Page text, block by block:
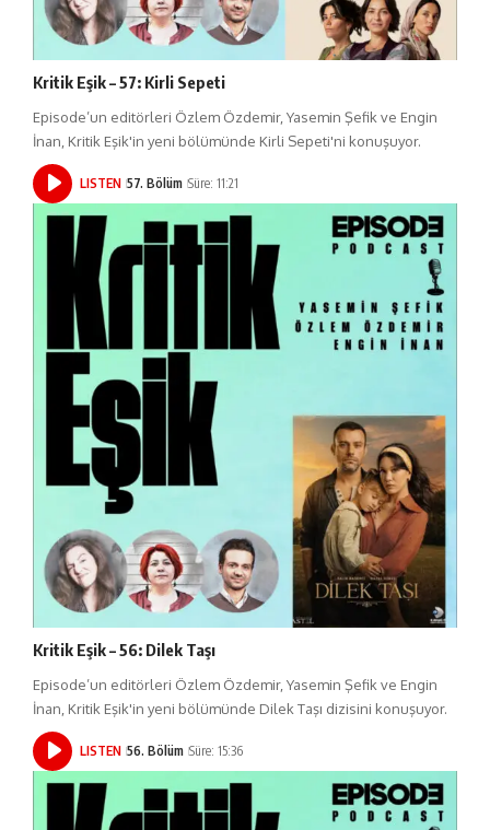
Kritik Eşik – 57: Kirli Sepeti
Episode’un editörleri Özlem Özdemir, Yasemin Şefik ve Engin
İnan, Kritik Eşik'in yeni bölümünde Kirli Sepeti'ni konuşuyor.
LISTEN 57. Bölüm Süre: 11:21
Kritik Eşik – 56: Dilek Taşı
Episode’un editörleri Özlem Özdemir, Yasemin Şefik ve Engin
İnan, Kritik Eşik'in yeni bölümünde Dilek Taşı dizisini konuşuyor.
LISTEN 56. Bölüm Süre: 15:36